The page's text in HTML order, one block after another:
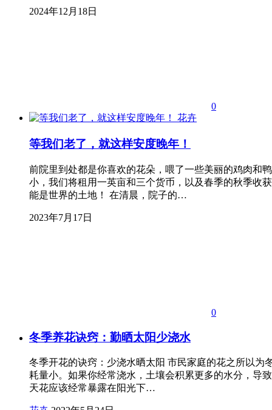
2024年12月18日
0
花卉
等我们老了，就这样安度晚年！
前院里到处都是你喜欢的花朵，喂了一些美丽的鸡肉和
小，我们将租用一英亩和三个货币，以及春季的秋季收
能是世界的土地！ 在清晨，院子的…
2023年7月17日
0
冬季养花诀窍：勤晒太阳少浇水
冬季开花的诀窍：少浇水晒太阳 市民家庭的花之所以为
耗量小。如果你经常浇水，土壤会积累更多的水分，导
天花应该经常暴露在阳光下…